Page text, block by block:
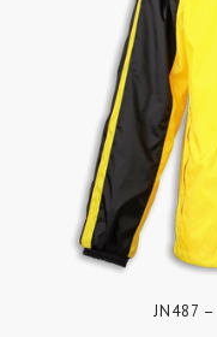
JN487